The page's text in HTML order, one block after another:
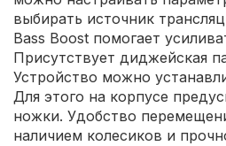
выбирать источник
Bass Boost помогает
Присутствует диджейская
Устройство можно
Для этого на корпусе
ножки. Удобство
наличием колесиков и